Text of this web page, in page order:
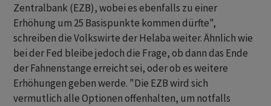
Zentralbank (EZB), wobei es ebenfalls zu einer
Erhöhung um 25 Basispunkte kommen dürfte",
schreiben die Volkswirte der Helaba weiter. Ähnlich wie
bei der Fed bleibe jedoch die Frage, ob dann das Ende
der Fahnenstange erreicht sei, oder ob es weitere
Erhöhungen geben werde. "Die EZB wird sich
vermutlich alle Optionen offenhalten, um notfalls